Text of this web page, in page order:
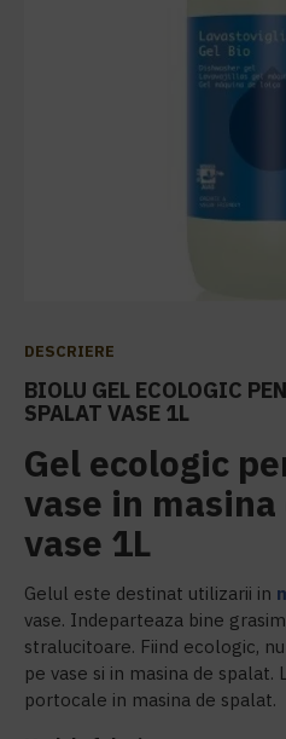
DESCRIERE
BIOLU GEL ECOLOGIC
SPALAT VASE 1L
Gel ecologic
vase in
vase 1L
Gelul este destinat utilizarii in
vase. Indeparteaza bine
stralucitoare. Fiind ecologic,
pe vase si in masina de spalat.
portocale in masina de spalat.